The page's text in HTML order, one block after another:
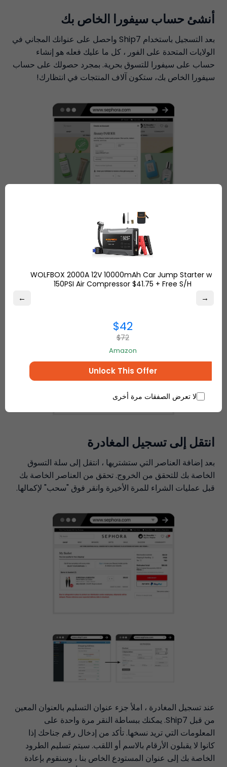
أنشئ حساب سيفورا الخاص بك
بعد التسجيل باستخدام Ship7 واحصل على عنوانك المجاني في
الولايات المتحدة على الفور ، كل ما عليك فعله هو إنشاء
حساب على سيفورا للتسوق بحرية. بمجرد حصولك على حساب
سيفورا الخاص بك، ستكون آلاف المنتجات في انتظارك!
أضف العنصر إلى سلة التسوق
تسوق من سيفورا من آلاف المنتجات التي ستحبها وأضف سلة
إذا كانوا لا يشحنون إلى بلدك أم لا. ببساطة تجنب هذه المشكلة
انتقل إلى تسجيل المغادرة
بعد إضافة العناصر التي ستشتريها ، انتقل إلى سلة التسوق
الخاصة بك للتحقق من الخروج. تحقق من العناصر الخاصة بك
قبل عمليات الشراء للمرة الأخيرة وانقر فوق "سحب" لإكمالها.
عند تسجيل المغادرة ، املأ جزء عنوان التسليم بالعنوان المعين
من قبل Ship7. يمكنك ببساطة النقر مرة واحدة على
المعلومات التي تريد نسخها. تأكد من إدخال رقم جناحك إذا
كانوا لا يقبلون الأرقام بالاسم أو اللقب. سيتم تسليم الطرود
الخاصة بك إلى عنوان المستودع الخاص بنا ، وسنقوم بإعادة
← →
WOLFBOX 2000A 12V 10000mAh Car Jump Starter w/
150PSI Air Compressor $41.75 + Free S/H
$42
$72
Amazon
Unlock This Offer
لا تعرض الصفقات مرة أخرى